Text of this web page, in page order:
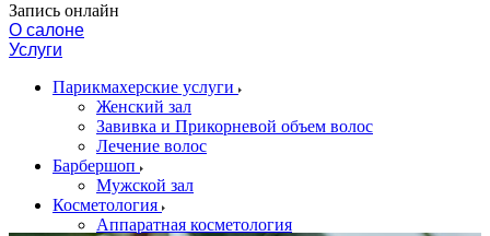
Запись онлайн
О салоне
Услуги
Парикмахерские услуги
Женский зал
Завивка и Прикорневой объем волос
Лечение волос
Барбершоп
Мужской зал
Косметология
Аппаратная косметология